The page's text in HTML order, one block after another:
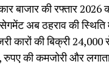
बाजार की रफ्तार 2026
अब ठहराव की
कारों की बिक्री 24,000
की कमजोरी और